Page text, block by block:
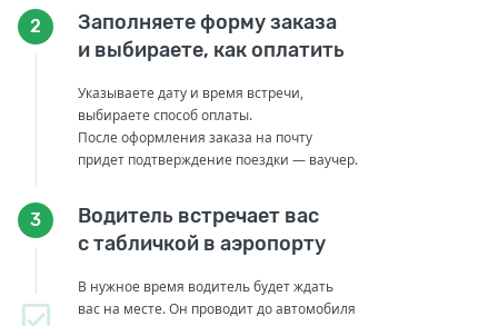
2
Заполняете форму заказа
и выбираете, как оплатить
Указываете дату и время встречи,
выбираете способ оплаты.
После оформления заказа на почту
придет подтверждение поездки — ваучер.
3
Водитель встречает вас
с табличкой в аэропорту
В нужное время водитель будет ждать
вас на месте. Он проводит до автомобиля